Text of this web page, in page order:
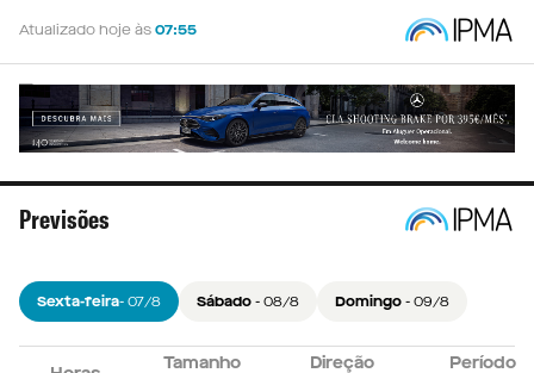
Atualizado hoje às07:55
Previsões
Sexta-feira- 07/8 Sábado- 08/8 Domingo- 09/8
Tamanho
Direção
Período
Tamanho
Direção
Período
Tamanho
Direção
Período